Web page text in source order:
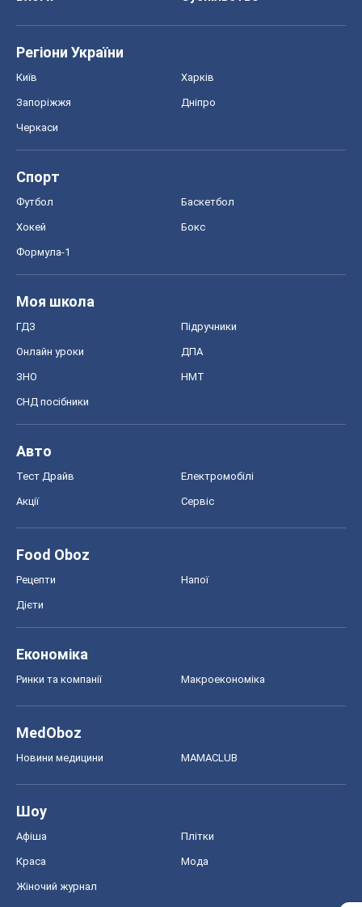
Регіони України
Київ Харків
Запоріжжя Дніпро
Черкаси
Спорт
Футбол Баскетбол
Хокей Бокс
Формула-1
Моя школа
ГДЗ Підручники
Онлайн уроки ДПА
ЗНО НМТ
СНД посібники
Авто
Тест Драйв Електромобілі
Акції Сервіс
Food Oboz
Рецепти Напої
Дієти
Економіка
Ринки та компанії Макроекономіка
MedOboz
Новини медицини MAMACLUB
Шоу
Афіша Плітки
Краса Мода
Жіночий журнал